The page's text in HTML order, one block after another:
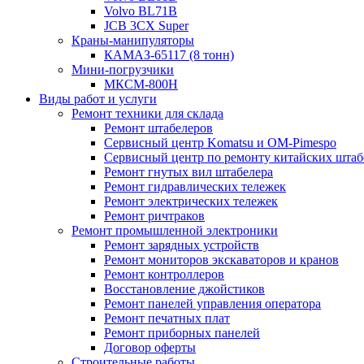
Volvo BL71B
JCB 3CX Super
Краны-манипуляторы
КАМАЗ-65117 (8 тонн)
Мини-погрузчики
МКСМ-800H
Виды работ и услуги
Ремонт техники для склада
Ремонт штабелеров
Сервисный центр Komatsu и OM-Pimespo
Сервисный центр по ремонту китайских
Ремонт гнутых вил штабелера
Ремонт гидравлических тележек
Ремонт электрических тележек
Ремонт ричтраков
Ремонт промышленной электроники
Ремонт зарядных устройств
Ремонт мониторов экскаваторов и кранов
Ремонт контроллеров
Восстановление джойстиков
Ремонт панелей управления оператора
Ремонт печатных плат
Ремонт приборных панелей
Договор оферты